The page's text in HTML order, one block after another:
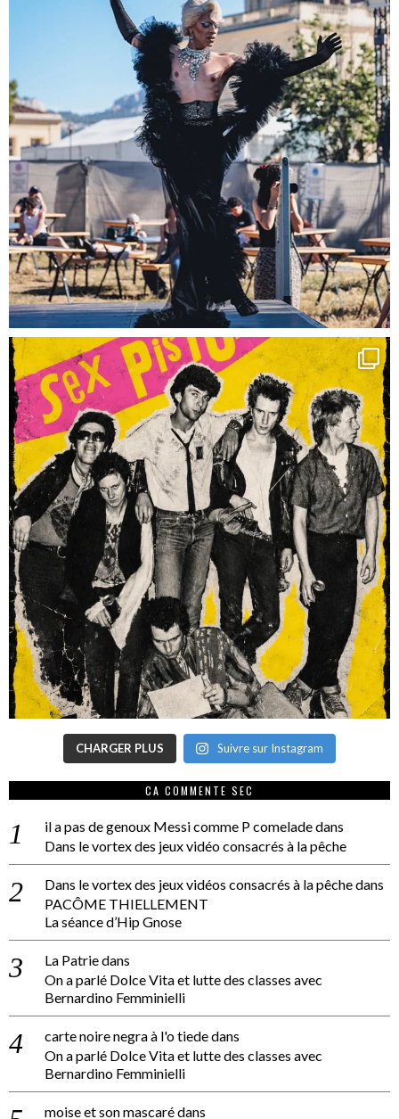
CHARGER PLUS Suivre sur Instagram
CA COMMENTE SEC
il a pas de genoux Messi comme P comeladedans
Dans le vortex des jeux vidéo consacrés à la pêche
Dans le vortex des jeux vidéos consacrés à la pêchedans
PACÔME THIELLEMENT
La séance d’Hip Gnose
La Patriedans
On a parlé Dolce Vita et lutte des classes avec
Bernardino Femminielli
carte noire negra à l'o tiededans
On a parlé Dolce Vita et lutte des classes avec
Bernardino Femminielli
moise et son mascarédans